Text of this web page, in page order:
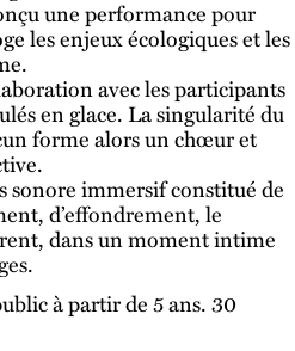
une performance pour
les enjeux écologiques et les
avec les participants
en glace. La singularité du
forme alors un chœur et
sonore immersif constitué de
d’effondrement, le
dans un moment intime
à partir de 5 ans. 30